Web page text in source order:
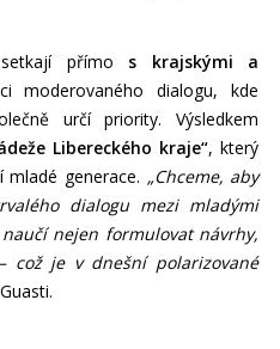
přímo s krajskými a
moderovaného dialogu, kde
určí priority. Výsledkem
Libereckého kraje“, který
mladé generace. „Chceme, aby
dialogu mezi mladými
nejen formulovat návrhy,
je v dnešní polarizované